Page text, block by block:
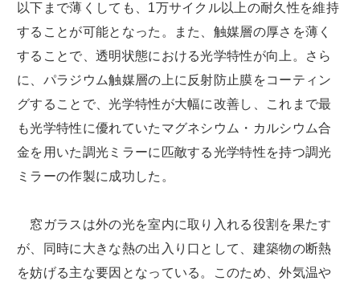
以下まで薄くしても、1万サイクル以上の耐久性を維持
することが可能となった。また、触媒層の厚さを薄く
することで、透明状態における光学特性が向上。さら
に、パラジウム触媒層の上に反射防止膜をコーティン
グすることで、光学特性が大幅に改善し、これまで最
も光学特性に優れていたマグネシウム・カルシウム合
金を用いた調光ミラーに匹敵する光学特性を持つ調光
ミラーの作製に成功した。
窓ガラスは外の光を室内に取り入れる役割を果たす
が、同時に大きな熱の出入り口として、建築物の断熱
を妨げる主な要因となっている。このため、外気温や